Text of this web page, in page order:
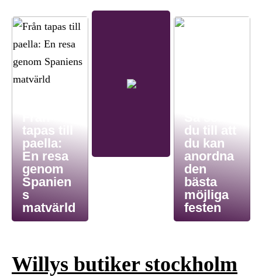
tapas till
paella:
En resa
genom
Spanien
s
matvärld
du till att
du kan
anordna
den
bästa
möjliga
festen
Willys butiker stockholm